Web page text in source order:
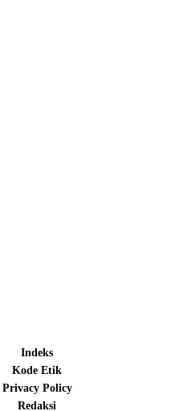
Indeks
Kode Etik
Privacy Policy
Redaksi